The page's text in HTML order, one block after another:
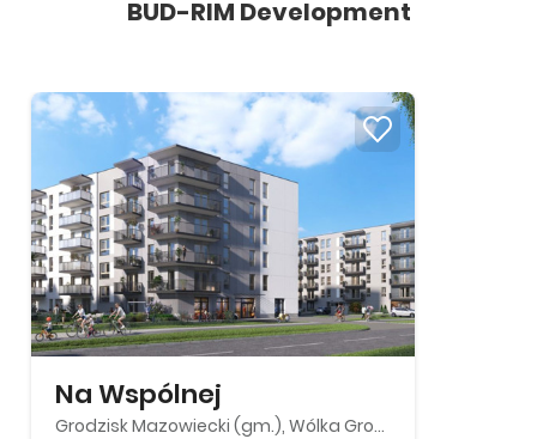
BUD-RIM Development
Na Wspólnej
Grodzisk Mazowiecki (gm.), Wólka Grodziska